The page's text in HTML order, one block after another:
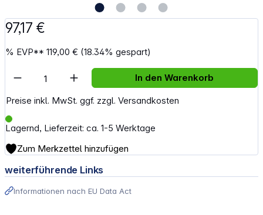
97,17 €
% EVP**119,00 € (18.34% gespart)
Preise inkl. MwSt. ggf. zzgl. Versandkosten
Lagernd, Lieferzeit: ca. 1-5 Werktage
Artikel Anzahl: Gib den gewünschten
In den Warenkorb
Zum Merkzettel hinzufügen
weiterführende Links
Informationen nach EU Data Act